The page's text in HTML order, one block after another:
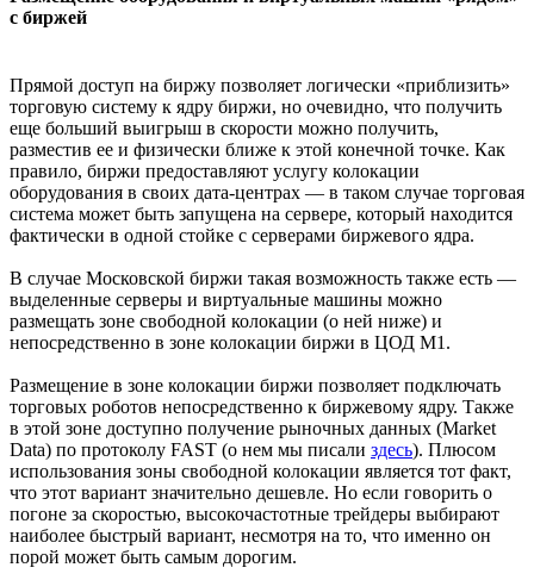
с биржей
Прямой доступ на биржу позволяет логически «приблизить»
торговую систему к ядру биржи, но очевидно, что получить
еще больший выигрыш в скорости можно получить,
разместив ее и физически ближе к этой конечной точке. Как
правило, биржи предоставляют услугу колокации
оборудования в своих дата-центрах — в таком случае торговая
система может быть запущена на сервере, который находится
фактически в одной стойке с серверами биржевого ядра.
В случае Московской биржи такая возможность также есть —
выделенные серверы и виртуальные машины можно
размещать зоне свободной колокации (о ней ниже) и
непосредственно в зоне колокации биржи в ЦОД М1.
Размещение в зоне колокации биржи позволяет подключать
торговых роботов непосредственно к биржевому ядру. Также
в этой зоне доступно получение рыночных данных (Market
Data) по протоколу FAST (о нем мы писали здесь). Плюсом
использования зоны свободной колокации является тот факт,
что этот вариант значительно дешевле. Но если говорить о
погоне за скоростью, высокочастотные трейдеры выбирают
наиболее быстрый вариант, несмотря на то, что именно он
порой может быть самым дорогим.